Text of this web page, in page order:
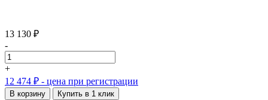
13 130 ₽
-
+
12 474 ₽ - цена при регистрации
В корзину Купить в 1 клик